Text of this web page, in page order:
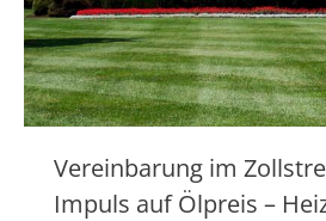
Vereinbarung im
Impuls auf Ölpreis –